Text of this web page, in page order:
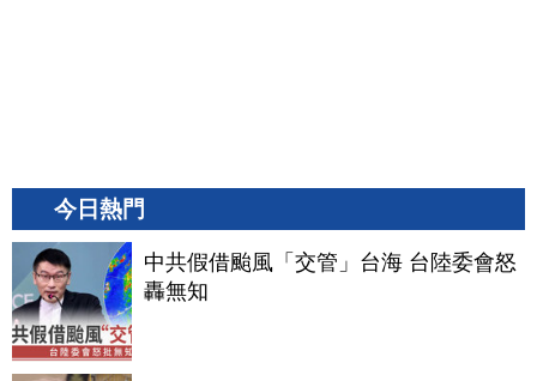
今日熱門
中共假借颱風「交管」台海 台陸委會怒
轟無知